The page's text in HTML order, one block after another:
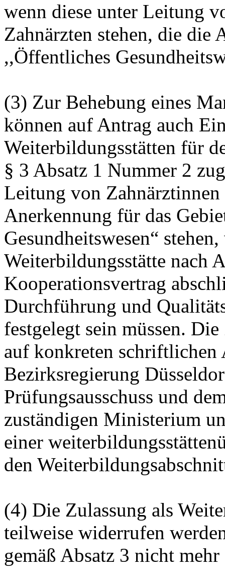
wenn diese unter Leitung
Zahnärzten stehen, die die
,,Öffentliches
(3) Zur Behebung eines
können auf Antrag auch
Weiterbildungsstätten für
§ 3 Absatz 1 Nummer 2
Leitung von
Anerkennung für das
Gesundheitswesen“
Weiterbildungsstätte nach
Kooperationsvertrag
Durchführung und
festgelegt sein müssen.
auf konkreten schriftlichen
Bezirksregierung
Prüfungsausschuss und
zuständigen Ministerium
einer
den
(4) Die Zulassung als
teilweise widerrufen
gemäß Absatz 3 nicht